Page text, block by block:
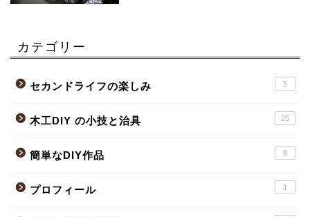
カテゴリー
セカンドライフの楽しみ 5
木工DIY の小技と治具 25
簡単なDIY作品 9
プロフィール 1